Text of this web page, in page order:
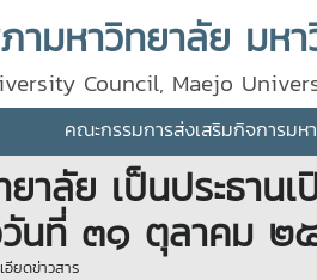
ามหาวิทยาลัย มห
Council, Maejo
คณะกรรมการส่งเสริมกิจการมห
าลัย เป็นประธา
วันที่ ๓๑ ตุลาคม
อียดข่าวสาร